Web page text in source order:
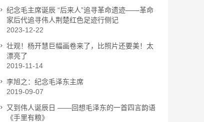
纪念毛主席诞辰 “后来人”追寻革命遗迹——革命
家后代追寻伟人荆楚红色足迹行侧记
2023-12-22
壮观！杨开慧巨幅画卷来了，比照片还要美！太
漂亮了
2019-11-14
李旭之：纪念毛泽东主席
2019-09-07
又到伟人诞辰日 ——回想毛泽东的一首四言韵语
《手里有粮》